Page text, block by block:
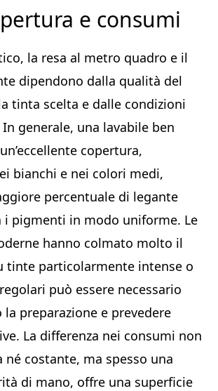
e consumi
la resa al metro quadro e il
dipendono dalla qualità del
tinta scelta e dalle condizioni
generale, una lavabile ben
copertura,
bianchi e nei colori medi,
percentuale di legante
i pigmenti in modo uniforme. Le
hanno colmato molto il
tinte particolarmente intense o
può essere necessario
preparazione e prevedere
La differenza nei consumi non
costante, ma spesso una
di mano, offre una superficie